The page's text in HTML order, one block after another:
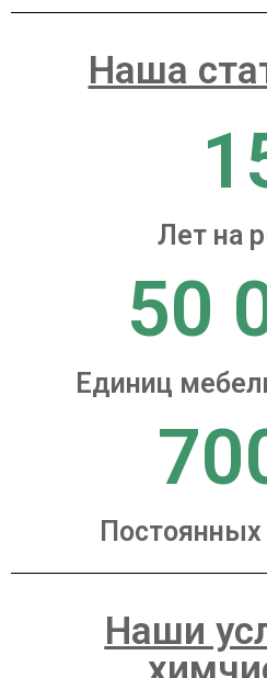
Наша
Лет на
50
Единиц
Наши